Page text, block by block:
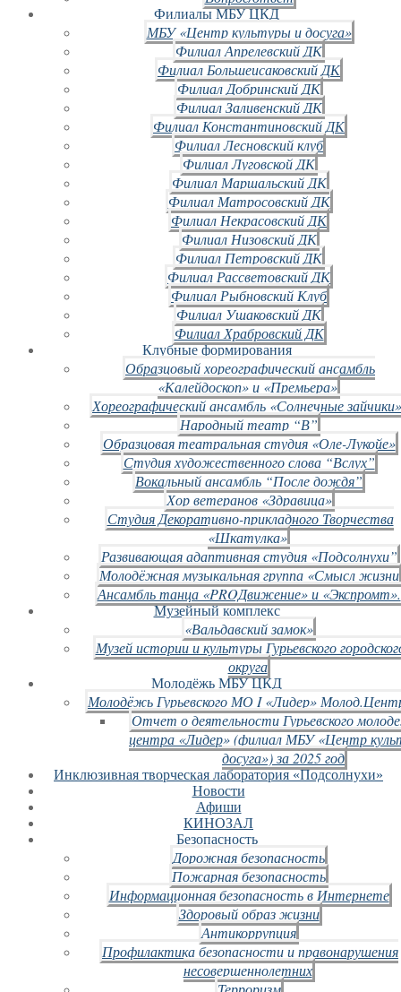
Филиалы МБУ ЦКД
МБУ «Центр культуры и досуга»
Филиал Апрелевский ДК
Филиал Большеисаковский ДК
Филиал Добринский ДК
Филиал Заливенский ДК
Филиал Константиновский ДК
Филиал Лесновский клуб
Филиал Луговской ДК
Филиал Маршальский ДК
Филиал Матросовский ДК
Филиал Некрасовский ДК
Филиал Низовский ДК
Филиал Петровский ДК
Филиал Рассветовский ДК
Филиал Рыбновский Клуб
Филиал Ушаковский ДК
Филиал Храбровский ДК
Клубные формирования
Образцовый хореографический ансамбль
«Калейдоскоп» и «Премьера»
Хореографический ансамбль «Солнечные
Народный театр “В”
Образцовая театральная студия «Оле-Лукойе»
Студия художественного слова “Вслух”
Вокальный ансамбль “После дождя”
Хор ветеранов «Здравица»
Студия Декоративно-прикладного Творчества
«Шкатулка»
Развивающая адаптивная студия «Подсолнухи”
Молодёжная музыкальная группа «Смысл жизни
Ансамбль танца «PROДвижение» и «Экспромт».
Музейный комплекс
«Вальдавский замок»
Музей истории и культуры Гурьевского
округа
Молодёжь МБУ ЦКД
Молодёжь Гурьевского МО I «Лидер»
Отчет о деятельности Гурьевского
центра «Лидер» (филиал МБУ «Центр
досуга») за 2025 год
Инклюзивная творческая лаборатория «Подсолнухи»
Новости
Афиши
КИНОЗАЛ
Безопасность
Дорожная безопасность
Пожарная безопасность
Информационная безопасность в Интернете
Здоровый образ жизни
Антикоррупция
Профилактика безопасности и правонарушения
несовершеннолетних